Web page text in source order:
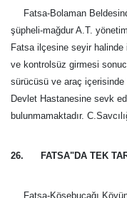
Fatsa-Bolaman
şüpheli-mağdur A.T.
Fatsa ilçesine seyir halinde
ve kontrolsüz girmesi
sürücüsü ve araç içerisinde
Devlet Hastanesine sevk
bulunmamaktadır.
26. FATSA"DA TEK
Fatsa-Kösebucağı